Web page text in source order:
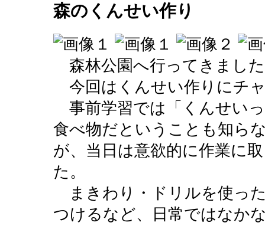
森のくんせい作り
森林公園へ行ってきまし
今回はくんせい作りにチ
事前学習では「くんせい
食べ物だということも知ら
が、当日は意欲的に作業に
た。
まきわり・ドリルを使っ
つけるなど、日常ではなか